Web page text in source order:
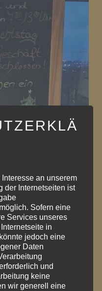
an unserem
der Internetseiten ist
Sofern eine
Services unseres
in
jedoch eine
Daten
und
keine
wir generell eine